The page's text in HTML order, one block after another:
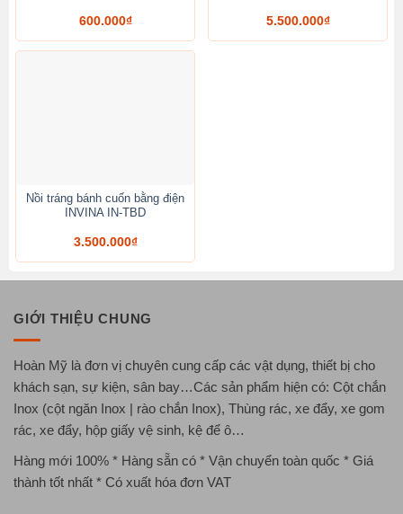
600.000₫ 5.500.000₫
Nồi tráng bánh cuốn bằng điện
INVINA IN-TBD
3.500.000₫
GIỚI THIỆU CHUNG
Hoàn Mỹ là đơn vị chuyên cung cấp các vật dụng, thiết bị cho
khách sạn, sự kiện, sân bay…Các sản phẩm hiện có: Cột chắn
Inox (cột ngăn Inox | rào chắn Inox), Thùng rác, xe đẩy, xe gom
rác, xe đẩy, hộp giấy vệ sinh, kệ để ô…
Hàng mới 100% * Hàng sẵn có * Vận chuyển toàn quốc * Giá
thành tốt nhất * Có xuất hóa đơn VAT